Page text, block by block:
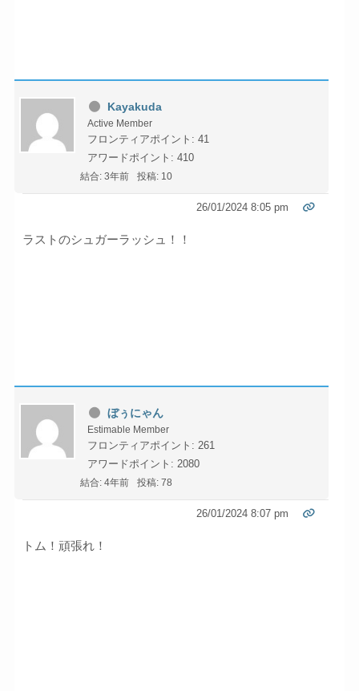
Kayakuda
Active Member
フロンティアポイント: 41
アワードポイント: 410
結合: 3年前 投稿: 10
26/01/2024 8:05 pm
ラストのシュガーラッシュ！！
ぼぅにゃん
Estimable Member
フロンティアポイント: 261
アワードポイント: 2080
結合: 4年前 投稿: 78
26/01/2024 8:07 pm
トム！頑張れ！